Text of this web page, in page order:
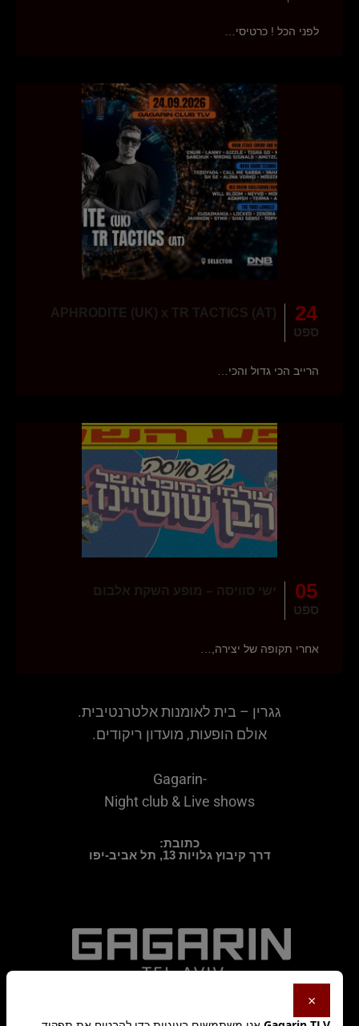
לפני הכל ! כרטיסי…
24
ספט
APHRODITE (UK) x TR TACTICS (AT)
הרייב הכי גדול והכי…
05
ספט
ישי סוויסה – מופע השקת אלבום
אחרי תקופה של יצירה,…
גגרין – בית לאומנות אלטרנטיבית.
אולם הופעות, מועדון ריקודים.
Gagarin-
Night club & Live shows
כתובת:
דרך קיבוץ גלויות 13, תל אביב-יפו
×